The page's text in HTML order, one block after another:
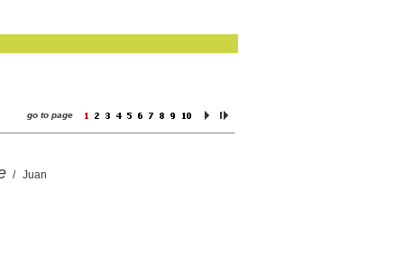
go to page
/ Juan